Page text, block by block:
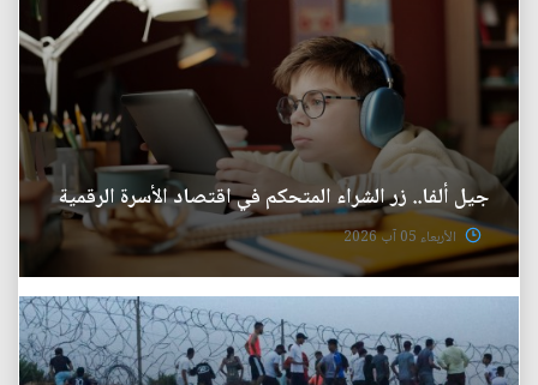
جيل ألفا.. زر الشراء المتحكم في اقتصاد الأسرة الرقمية
الأربعاء 05 آب 2026